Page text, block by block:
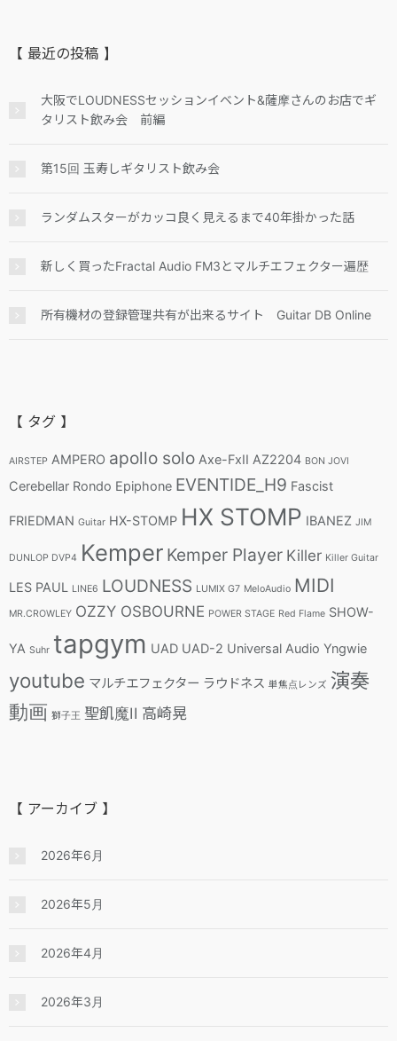
【 最近の投稿 】
大阪でLOUDNESSセッションイベント&薩摩さんのお店でギ
タリスト飲み会 前編
第15回 玉寿しギタリスト飲み会
ランダムスターがカッコ良く見えるまで40年掛かった話
新しく買ったFractal Audio FM3とマルチエフェクター遍歴
所有機材の登録管理共有が出来るサイト Guitar DB Online
【 タグ 】
AIRSTEP AMPERO apollo solo Axe-FxII AZ2204 BON JOVI
Cerebellar Rondo Epiphone EVENTIDE_H9 Fascist
FRIEDMAN Guitar HX-STOMP HX STOMP IBANEZ JIM
DUNLOP DVP4 Kemper Kemper Player Killer Killer Guitar
LES PAUL LINE6 LOUDNESS LUMIX G7 MeloAudio MIDI
MR.CROWLEY OZZY OSBOURNE POWER STAGE Red Flame SHOW-
YA Suhr tapgym UAD UAD-2 Universal Audio Yngwie
youtube マルチエフェクター ラウドネス 単焦点レンズ 演奏
動画 獅子王 聖飢魔II 高崎晃
【 アーカイブ 】
2026年6月
2026年5月
2026年4月
2026年3月